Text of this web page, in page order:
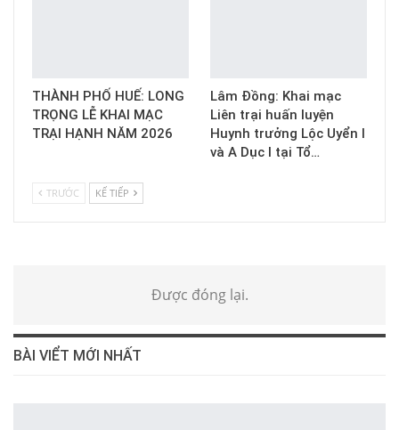
THÀNH PHỐ HUẾ: LONG
TRỌNG LỄ KHAI MẠC
TRẠI HẠNH NĂM 2026
Lâm Đồng: Khai mạc
Liên trại huấn luyện
Huynh trưởng Lộc Uyển I
và A Dục I tại Tổ…
TRƯỚC KẾ TIẾP
Được đóng lại.
BÀI VIỂT MỚI NHẤT